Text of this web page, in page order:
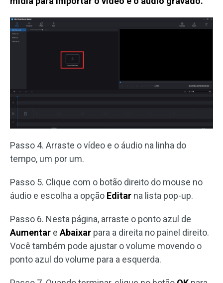
Passo 4. Arraste o vídeo e o áudio na linha do
tempo, um por um.
Passo 5. Clique com o botão direito do mouse no
áudio e escolha a opção Editar na lista pop-up.
Passo 6. Nesta página, arraste o ponto azul de
Aumentar e Abaixar para a direita no painel direito.
Você também pode ajustar o volume movendo o
ponto azul do volume para a esquerda.